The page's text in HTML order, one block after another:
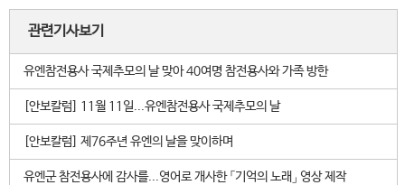
관련기사보기
유엔참전용사 국제추모의 날 맞아 40여명 참전용사와 가족 방한
[안보칼럼] 11월 11일...유엔참전용사 국제추모의 날
[안보칼럼] 제76주년 유엔의 날을 맞이하며
유엔군 참전용사에 감사를...영어로 개사한 「기억의 노래」 영상 제작